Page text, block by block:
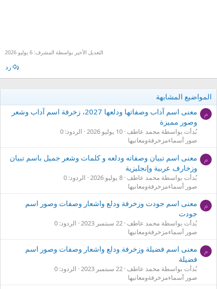
التعديل الأخير بواسطة المشرف: 6 يوليو 2026
رد
المواضيع المشابهة
م
معنى اسم آداب وصفاتها ودلعها 2027، زخرفة اسم آداب وشعر
وصور مميزة
بُدأت بواسطة محمد عاطف 10 يوليو 2026
الردود: 0
صور أسماءمزخرفةومعانيها
م
معنى اسم تبيان وصفاته ودلعه و كلمات وشعر جميل باسم تبيان
وزخارف عربية وإنجليزية
بُدأت بواسطة محمد عاطف 8 يوليو 2026
الردود: 0
صور أسماءمزخرفةومعانيها
م
معنى اسم جودت وزخرفة ودلع واشعار وصفات وصور اسم
جودت
بُدأت بواسطة محمد عاطف 22 سبتمبر 2023
الردود: 0
صور أسماءمزخرفةومعانيها
م
معنى اسم فضيلة وزخرفة ودلع واشعار وصفات وصور اسم
فضيلة
بُدأت بواسطة محمد عاطف 22 سبتمبر 2023
الردود: 0
صور أسماءمزخرفةومعانيها